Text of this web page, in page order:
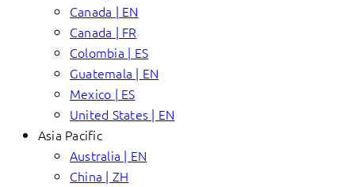
Canada | EN
Canada | FR
Colombia | ES
Guatemala | EN
Mexico | ES
United States | EN
Asia Pacific
Australia | EN
China | ZH